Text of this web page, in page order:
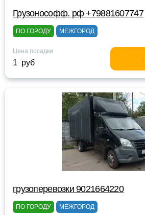
Грузонософф. рф +79881607747
ПО ГОРОДУ МЕЖГОРОД
Цена посадки
1 руб
грузоперевозки 9021664220
ПО ГОРОДУ МЕЖГОРОД